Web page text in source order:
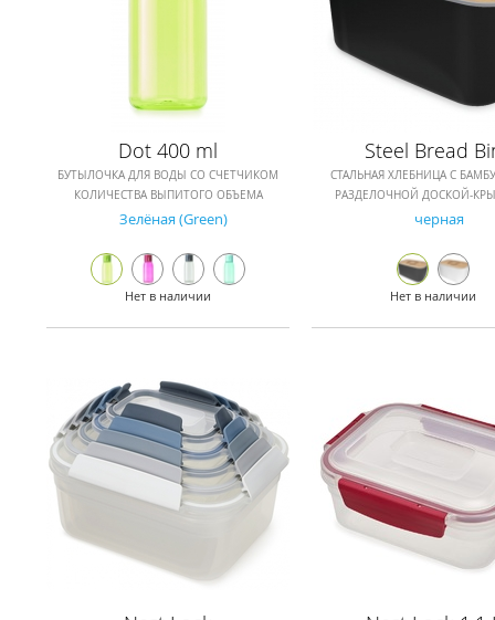
Dot 400 ml
БУТЫЛОЧКА ДЛЯ ВОДЫ СО СЧЕТЧИКОМ
КОЛИЧЕСТВА ВЫПИТОГО ОБЪЕМА
Зелёная (Green)
Нет в наличии
Steel Bread
СТАЛЬНАЯ ХЛЕБНИЦА С
РАЗДЕЛОЧНОЙ ДОСКОЙ-
черная
Нет в наличии